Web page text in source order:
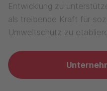
Entwicklung zu
als treibende Kraft für
Umweltschutz zu